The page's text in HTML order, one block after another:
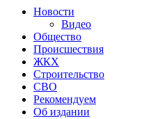
Новости
Видео
Общество
Происшествия
ЖКХ
Строительство
СВО
Рекомендуем
Об издании